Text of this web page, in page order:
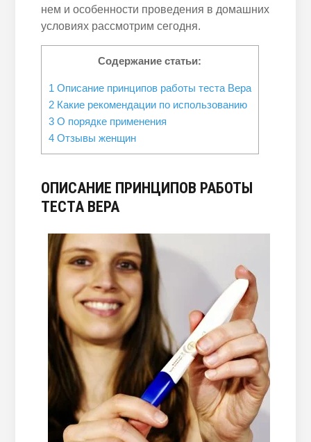
нем и особенности проведения в домашних
условиях рассмотрим сегодня.
Содержание статьи:
1 Описание принципов работы теста Вера
2Какие рекомендации по использованию
3О порядке применения
4Отзывы женщин
ОПИСАНИЕ ПРИНЦИПОВ РАБОТЫ
ТЕСТА ВЕРА